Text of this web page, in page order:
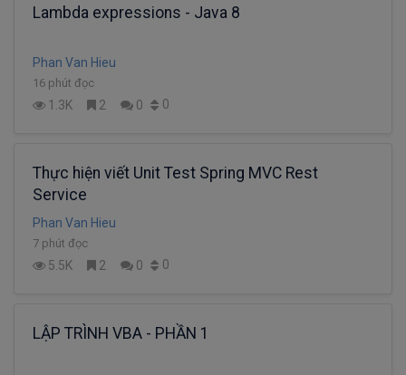
Lambda expressions - Java 8
Phan Van Hieu
16 phút đọc
1.3K 2 0 0
Thực hiện viết Unit Test Spring MVC Rest
Service
Phan Van Hieu
7 phút đọc
5.5K 2 0 0
LẬP TRÌNH VBA - PHẦN 1